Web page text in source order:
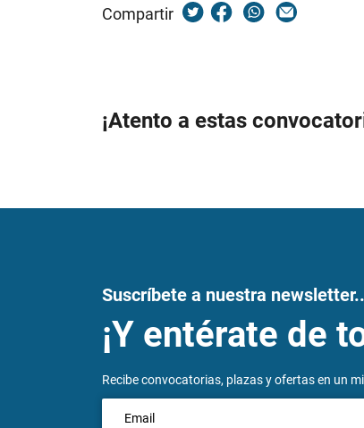
Compartir
¡Atento a estas
Suscríbete a nuestra
¡Y entérate de
Recibe convocatorias, plazas y ofertas en un